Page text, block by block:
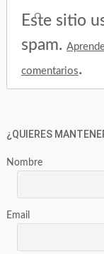
Este sitio
spam.
comentarios.
¿QUIERES
Nombre
Email